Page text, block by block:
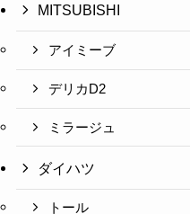
MITSUBISHI
アイミーブ
デリカD2
ミラージュ
ダイハツ
トール